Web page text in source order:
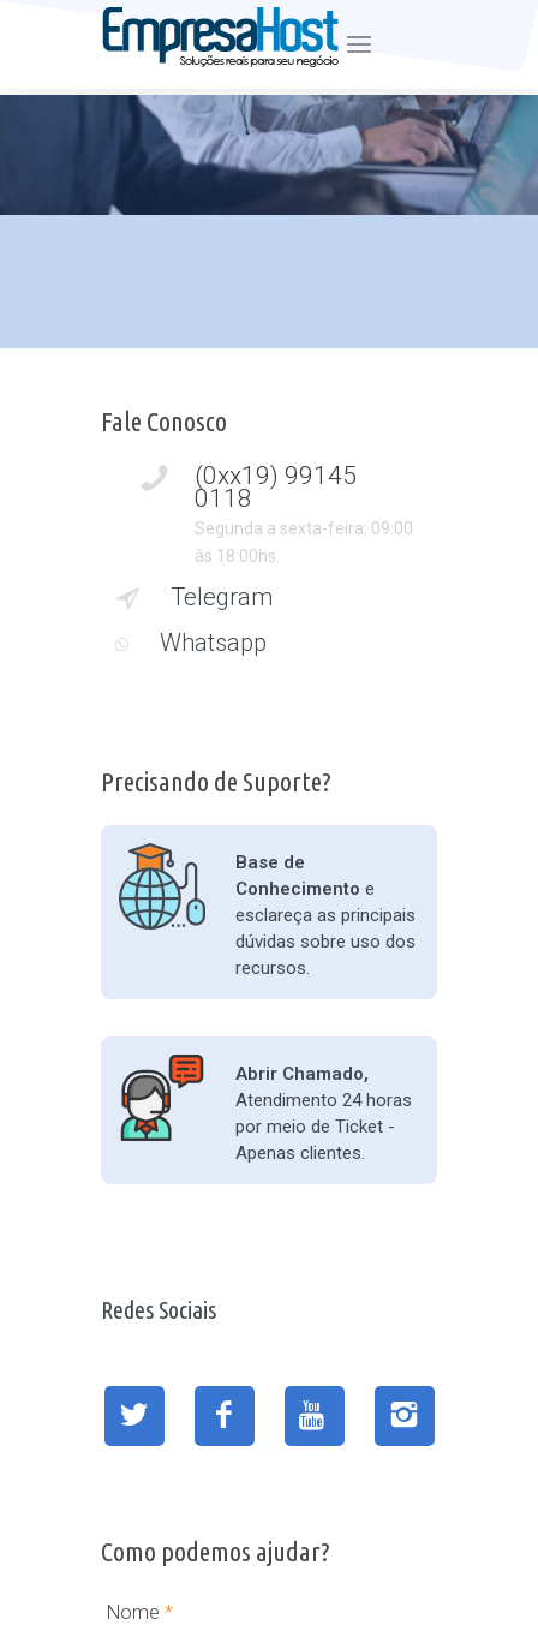
Desde Junho de 2007
Fale Conosco
(0xx19) 99145
0118
Segunda a sexta-feira: 09:00
às 18:00hs.
Telegram
Whatsapp
Precisando de Suporte?
Base de
Conhecimento e
esclareça as principais
dúvidas sobre uso dos
recursos.
Abrir Chamado,
Atendimento 24 horas
por meio de Ticket -
Apenas clientes.
Redes Sociais
Como podemos ajudar?
Nome *